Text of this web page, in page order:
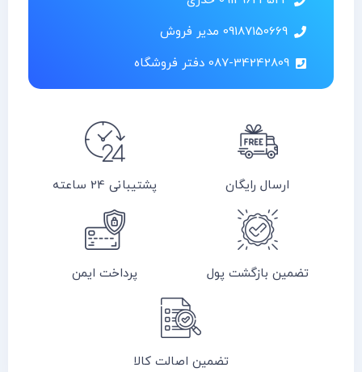
09187150669 مدیر فروش
087-34242809 دفتر فروشگاه
ارسال رایگان پشتیبانی 24 ساعته
تضمین بازگشت پول پرداخت ایمن
تضمین اصالت کالا